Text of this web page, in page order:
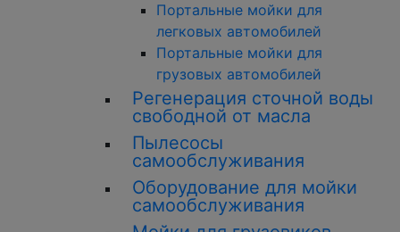
Портальные мойки для
легковых автомобилей
Портальные мойки для
грузовых автомобилей
Регенерация сточной воды
свободной от масла
Пылесосы
самообслуживания
Оборудование для мойки
самообслуживания